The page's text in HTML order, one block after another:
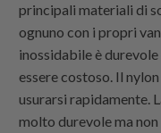
principali materiali di
ognuno con i propri
inossidabile è durevole
essere costoso. Il
usurarsi rapidamente.
molto durevole ma